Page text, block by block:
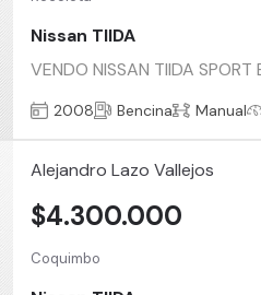
Nissan TIIDA
VENDO NISSAN TIIDA
2008 Bencina Manual
Alejandro Lazo Vallejos
Coquimbo
$4.300.000